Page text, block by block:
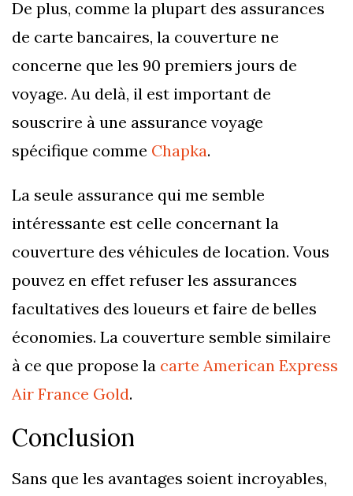
De plus, comme la plupart des assurances
de carte bancaires, la couverture ne
concerne que les 90 premiers jours de
voyage. Au delà, il est important de
souscrire à une assurance voyage
spécifique comme Chapka.
La seule assurance qui me semble
intéressante est celle concernant la
couverture des véhicules de location. Vous
pouvez en effet refuser les assurances
facultatives des loueurs et faire de belles
économies. La couverture semble similaire
à ce que propose la carte American Express
Air France Gold.
Conclusion
Sans que les avantages soient incroyables,